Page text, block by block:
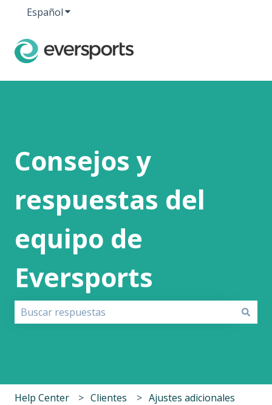
EspañolTraducciones de Mostrar submenú de
Consejos y
respuestas del
equipo de
Eversports
Help Center Clientes Ajustes adicionales